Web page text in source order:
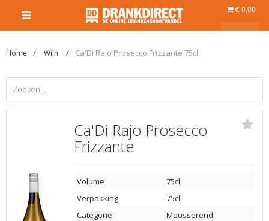
€ 0,00
Home Wijn Ca'Di Rajo Prosecco Frizzante 75cl
Ca'Di Rajo Prosecco
Frizzante
Volume
75cl
Verpakking
75cl
Categorie
Mousserend